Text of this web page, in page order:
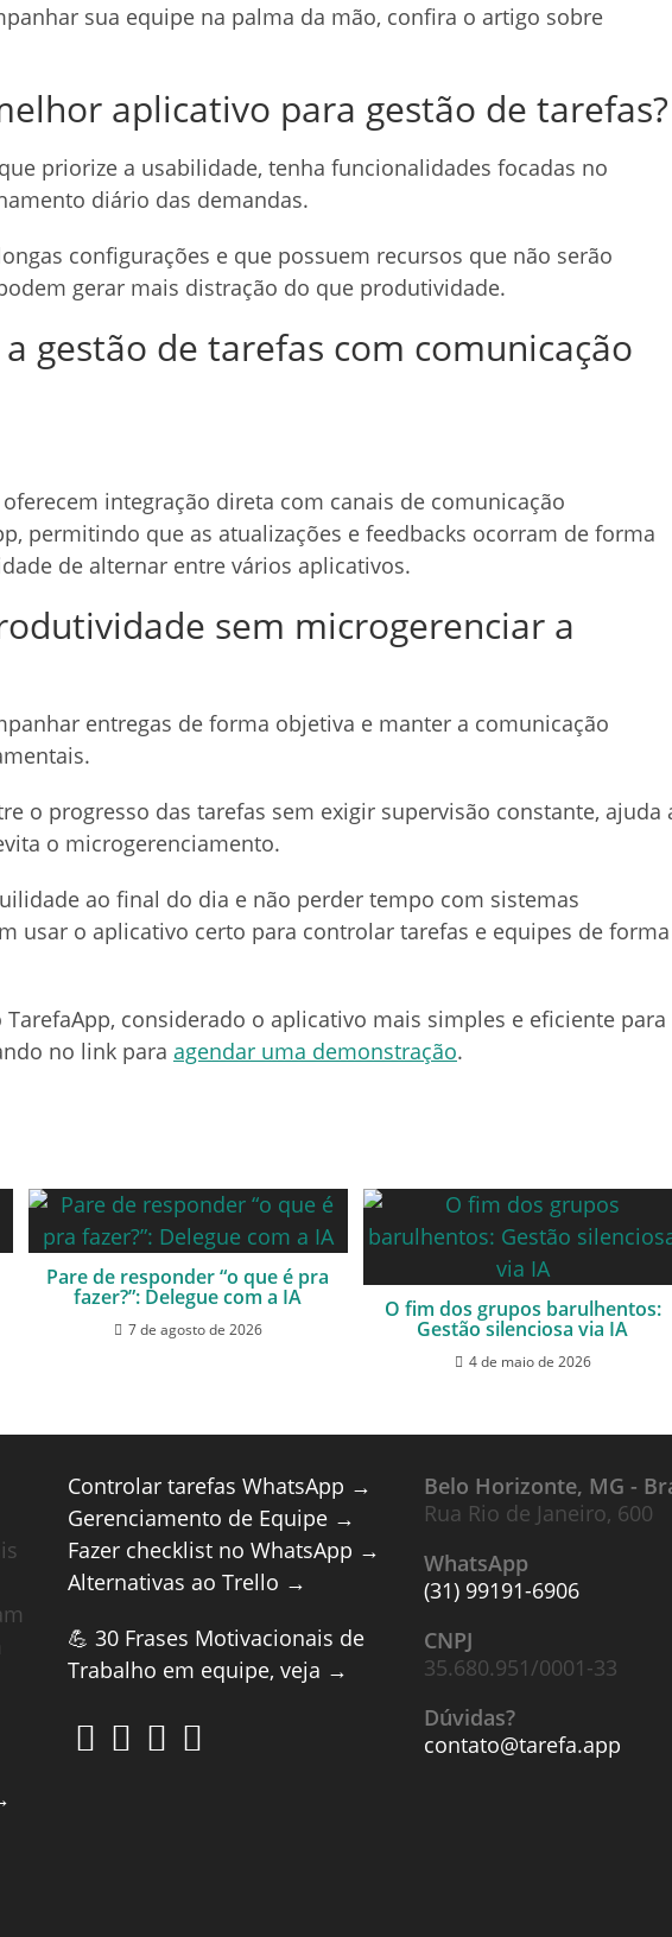
sua equipe na palma da mão, confira o artigo sobre
aplicativo para gestão de tarefas?
priorize a usabilidade, tenha funcionalidades focadas no
diário das demandas.
configurações e que possuem recursos que não serão
gerar mais distração do que produtividade.
gestão de tarefas com comunicação
integração direta com canais de comunicação
permitindo que as atualizações e feedbacks ocorram de forma
de alternar entre vários aplicativos.
sem microgerenciar a
entregas de forma objetiva e manter a comunicação
o progresso das tarefas sem exigir supervisão constante, ajuda
o microgerenciamento.
ao final do dia e não perder tempo com sistemas
usar o aplicativo certo para controlar tarefas e equipes de forma
considerado o aplicativo mais simples e eficiente para
no link para agendar uma demonstração.
Pare de responder “o que é pra
fazer?”: Delegue com a IA
7 de agosto de 2026
O fim dos grupos barulhentos:
Gestão silenciosa via IA
4 de maio de 2026
Controlar tarefas WhatsApp →
Gerenciamento de Equipe →
Fazer checklist no WhatsApp →
Alternativas ao Trello →
💪 30 Frases Motivacionais de
Trabalho em equipe, veja →
Belo Horizonte, MG -
Rua Rio de Janeiro, 600
WhatsApp
(31) 99191-6906
CNPJ
35.680.951/0001-33
Dúvidas?
contato@tarefa.app